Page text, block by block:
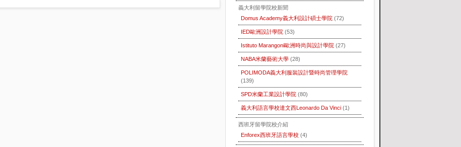
義大利留學院校新聞
Domus Academy義大利設計碩士學院 (72)
IED歐洲設計學院 (53)
Istituto Marangoni歐洲時尚與設計學院 (27)
NABA米蘭藝術大學 (28)
POLIMODA義大利服裝設計暨時尚管理學院
(139)
SPD米蘭工業設計學院 (80)
義大利語言學校達文西Leonardo Da Vinci (1)
西班牙留學院校介紹
Enforex西班牙語言學校 (4)